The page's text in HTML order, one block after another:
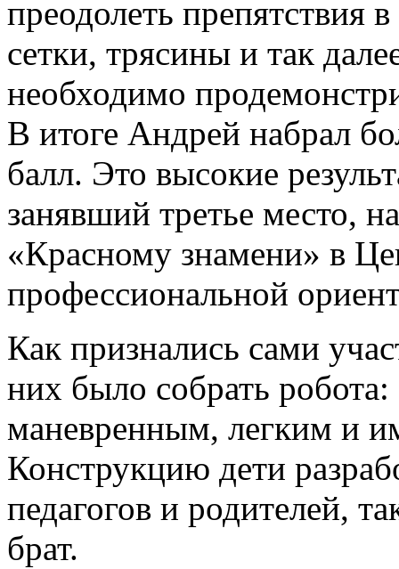
преодолеть препятствия
сетки, трясины и так
необходимо
В итоге Андрей набрал
балл. Это высокие
занявший третье место,
«Красному знамени» в
профессиональной
Как признались сами
них было собрать
маневренным, легким и
Конструкцию дети
педагогов и родителей,
брат.